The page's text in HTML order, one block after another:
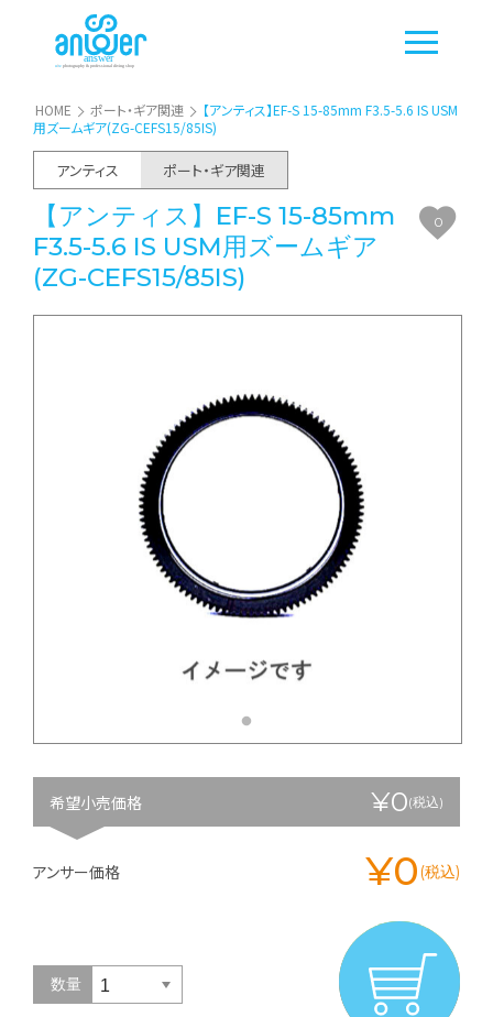
HOME ポート・ギア関連
【アンティス】EF-S 15-85mm F3.5-5.6 IS USM
用ズームギア(ZG-CEFS15/85IS)
アンティス ポート・ギア関連
【アンティス】EF-S 15-85mm
F3.5-5.6 IS USM用ズームギア
(ZG-CEFS15/85IS)
0
希望小売価格 ¥0(税込)
アンサー価格 ¥0 (税込)
数量